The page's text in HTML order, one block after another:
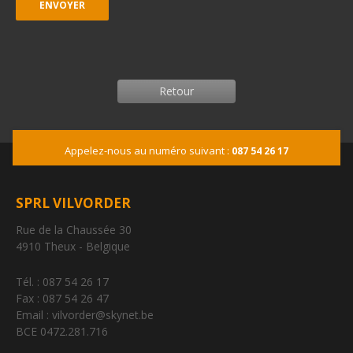
Retour
Appelez-nous au numéro suivant : 087 54 26 17
SPRL VILVORDER
Rue de la Chaussée 30
4910 Theux - Belgique
Tél. : 087 54 26 17
Fax : 087 54 26 47
Email : vilvorder@skynet.be
BCE 0472.281.716